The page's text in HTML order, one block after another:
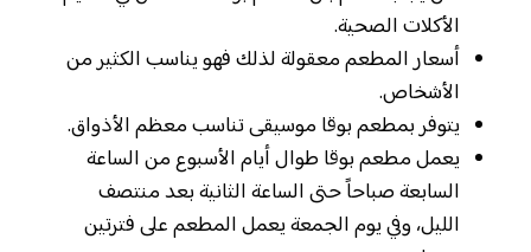
الأكلات الصحية.
أسعار المطعم معقولة لذلك فهو يناسب الكثير من
الأشخاص.
يتوفر بمطعم بوقا موسيقى تناسب معظم الأذواق.
يعمل مطعم بوقا طوال أيام الأسبوع من الساعة
السابعة صباحاً حتى الساعة الثانية بعد منتصف
الليل، وفي يوم الجمعة يعمل المطعم على فترتين